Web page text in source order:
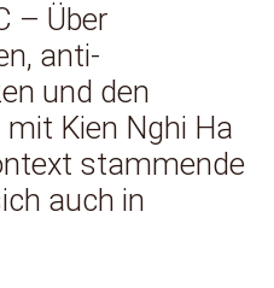
– Über
anti-
und den
Kien Nghi Ha
stammende
auch in